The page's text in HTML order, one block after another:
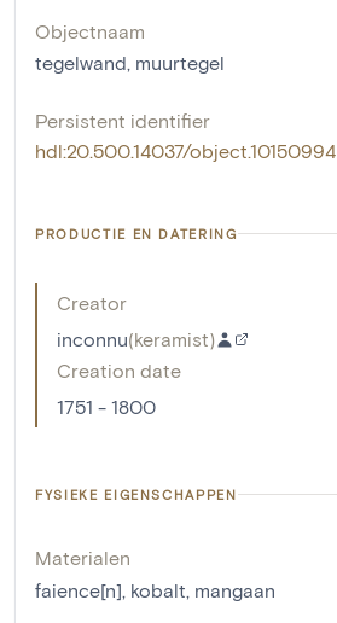
Objectnaam
tegelwand muurtegel
Persistent identifier
hdl:20.500.14037/object.10150994
PRODUCTIE EN DATERING
Creator
inconnu(keramist)
Creation date
1751 - 1800
FYSIEKE EIGENSCHAPPEN
Materialen
faience[n] kobalt mangaan